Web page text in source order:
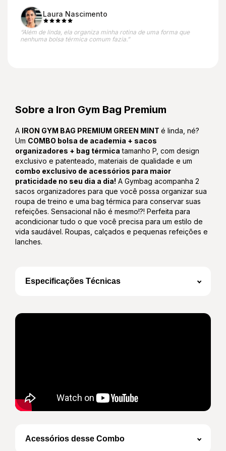
Laura Nascimento
“Além de linda, ela organiza minha rotina de uma forma que
nenhuma bolsa térmica comum fazia.”
Sobre a Iron Gym Bag Premium
A IRON GYM BAG PREMIUM GREEN MINT é linda, né?
Um COMBO bolsa de academia + sacos
organizadores + bag térmica tamanho P, com design
exclusivo e patenteado, materiais de qualidade e um
combo exclusivo de acessórios para maior
praticidade no seu dia a dia! A Gymbag acompanha 2
sacos organizadores para que você possa organizar sua
roupa de treino e uma bag térmica para conservar suas
refeições. Sensacional não é mesmo!?! Perfeita para
acondicionar tudo o que você precisa para um estilo de
vida saudável. Roupas, calçados e pequenas refeições e
lanches.
Especificações Técnicas
Revestimento externo em couro de alta
Alça de mão e alça tiracolo
BOLSA TÉRMICA
Volume total de 5L
Acessórios desse Combo